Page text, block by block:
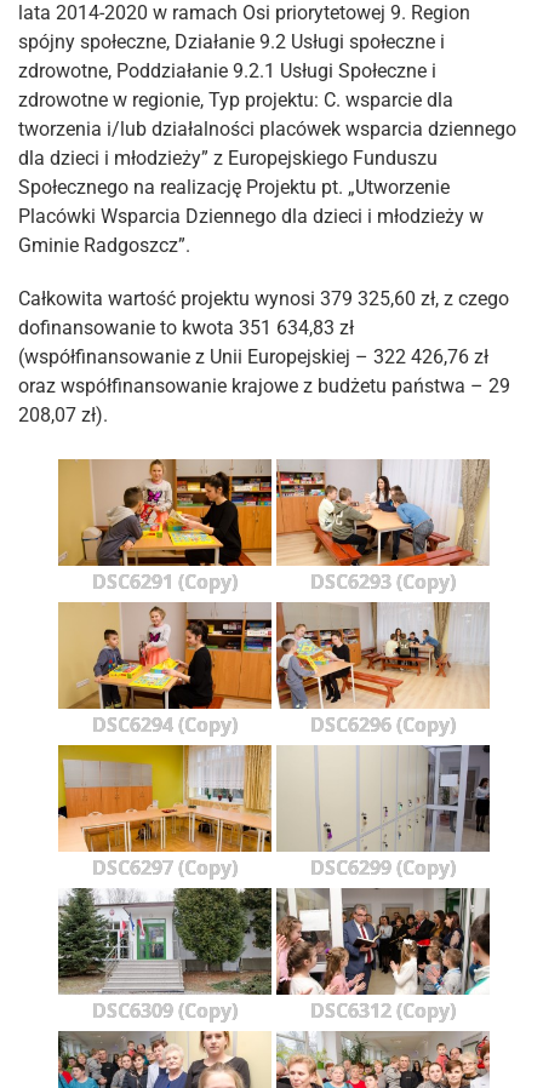
lata 2014-2020 w ramach Osi priorytetowej 9. Region
spójny społeczne, Działanie 9.2 Usługi społeczne i
zdrowotne, Poddziałanie 9.2.1 Usługi Społeczne i
zdrowotne w regionie, Typ projektu: C. wsparcie dla
tworzenia i/lub działalności placówek wsparcia dziennego
dla dzieci i młodzieży” z Europejskiego Funduszu
Społecznego na realizację Projektu pt. „Utworzenie
Placówki Wsparcia Dziennego dla dzieci i młodzieży w
Gminie Radgoszcz”.
Całkowita wartość projektu wynosi 379 325,60 zł, z czego
dofinansowanie to kwota 351 634,83 zł
(współfinansowanie z Unii Europejskiej – 322 426,76 zł
oraz współfinansowanie krajowe z budżetu państwa – 29
208,07 zł).
DSC6291 (Copy) DSC6293 (Copy)
DSC6294 (Copy) DSC6296 (Copy)
DSC6297 (Copy) DSC6299 (Copy)
DSC6309 (Copy) DSC6312 (Copy)